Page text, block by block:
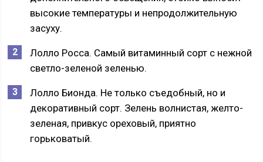
высокие температуры и непродолжительную
засуху.
Лолло Росса. Самый витаминный сорт с нежной
светло-зеленой зеленью.
Лолло Бионда. Не только съедобный, но и
декоративный сорт. Зелень волнистая, желто-
зеленая, привкус ореховый, приятно
горьковатый.